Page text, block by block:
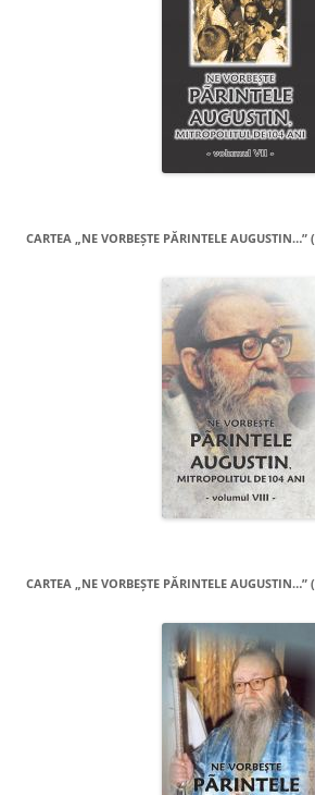
CARTEA „NE VORBEŞTE PĂRINTELE
CARTEA „NE VORBEŞTE PĂRINTELE AUGUSTIN…”